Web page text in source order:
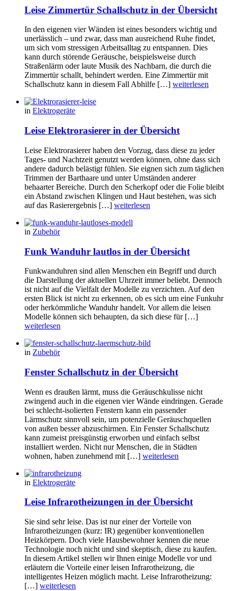
Leise Zimmertür Schallschutz in der Übersicht
In den eigenen vier Wänden ist eines besonders wichtig und
unerlässlich – und zwar, dass man ausreichend Ruhe findet,
um sich vom stressigen Arbeitsalltag zu entspannen. Dies
kann durch störende Geräusche, beispielsweise durch
Straßenlärm oder laute Musik des Nachbarn, die durch die
Zimmertür schallt, behindert werden. Eine Zimmertür mit
Schallschutz kann in diesem Fall Abhilfe […] weiterlesen
in Elektrogeräte
Leise Elektrorasierer in der Übersicht
Leise Elektrorasierer haben den Vorzug, dass diese zu jeder
Tages- und Nachtzeit genutzt werden können, ohne dass sich
andere dadurch belästigt fühlen. Sie eignen sich zum täglichen
Trimmen der Barthaare und unter Umständen anderer
behaarter Bereiche. Durch den Scherkopf oder die Folie bleibt
ein Abstand zwischen Klingen und Haut bestehen, was sich
auf das Rasierergebnis […] weiterlesen
in Zubehör
Funk Wanduhr lautlos in der Übersicht
Funkwanduhren sind allen Menschen ein Begriff und durch
die Darstellung der aktuellen Uhrzeit immer beliebt. Dennoch
ist nicht auf die Vielfalt der Modelle zu verzichten. Auf den
ersten Blick ist nicht zu erkennen, ob es sich um eine Funkuhr
oder herkömmliche Wanduhr handelt. Vor allem die leisen
Modelle können sich behaupten, da sich diese für […]
weiterlesen
in Zubehör
Fenster Schallschutz in der Übersicht
Wenn es draußen lärmt, muss die Geräuschkulisse nicht
zwingend auch in die eigenen vier Wände eindringen. Gerade
bei schlecht-isolierten Fenstern kann ein passender
Lärmschutz sinnvoll sein, um potenzielle Geräuschquellen
von außen besser abzuschirmen. Ein Fenster Schallschutz
kann zumeist preisgünstig erworben und einfach selbst
installiert werden. Nicht nur Menschen, die in Städten
wohnen, haben zunehmend mit […] weiterlesen
in Elektrogeräte
Leise Infrarotheizungen in der Übersicht
Sie sind sehr leise. Das ist nur einer der Vorteile von
Infrarotheizungen (kurz: IR) gegenüber konventionellen
Heizkörpern. Doch viele Hausbewohner kennen die neue
Technologie noch nicht und sind skeptisch, diese zu kaufen.
In diesem Artikel stellen wir Ihnen einige Modelle vor und
erläutern die Vorteile einer leisen Infrarotheizung, die
intelligentes Heizen möglich macht. Leise Infrarotheizung:
[…] weiterlesen